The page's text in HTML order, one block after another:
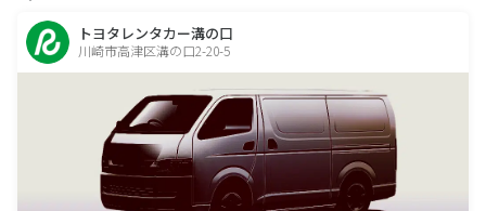
トヨタレンタカー溝の口
川崎市高津区溝の口2-20-5